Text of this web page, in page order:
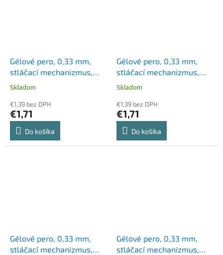
Gélové pero, 0,33 mm,
stláčací mechanizmus,
ZEBRA "Sarasa Clip", žlté
Skladom
€1,39 bez DPH
€1,71
Do košíka
Gélové pero, 0,33 mm,
stláčací mechanizmus,
ZEBRA "Sarasa Clip",čierno
Skladom
€1,39 bez DPH
€1,71
Do košíka
Gélové pero, 0,33 mm,
stláčací mechanizmus,
Gélové pero, 0,33 mm,
stláčací mechanizmus,